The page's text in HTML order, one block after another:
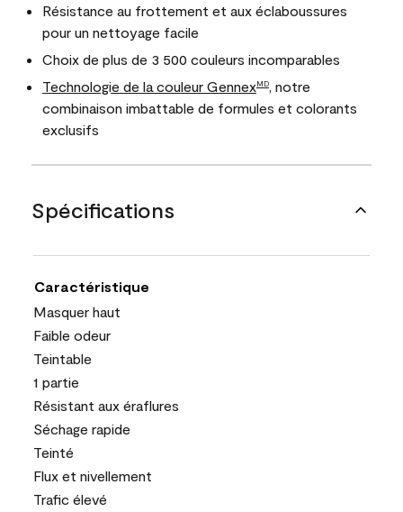
Résistance au frottement et aux éclaboussures
pour un nettoyage facile
Choix de plus de 3 500 couleurs incomparables
Technologie de la couleur GennexMD
, notre
combinaison imbattable de formules et colorants
exclusifs
Spécifications
Caractéristique
Masquer haut
Faible odeur
Teintable
1 partie
Résistant aux éraflures
Séchage rapide
Teinté
Flux et nivellement
Trafic élevé